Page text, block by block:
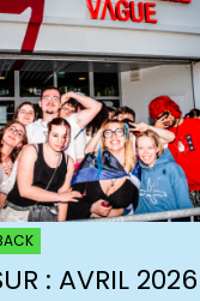
: AVRIL 2026